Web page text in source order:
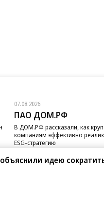
07.08.2026
ПАО ДОМ.РФ
В ДОМ.РФ рассказали, как
компаниям эффективно
ESG-стратегию
идею